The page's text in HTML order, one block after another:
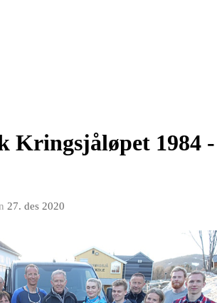
Kringsjåløpet 1984 -
27. des 2020